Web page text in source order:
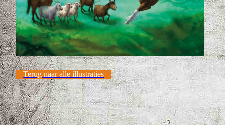
Terug naar alle illustraties